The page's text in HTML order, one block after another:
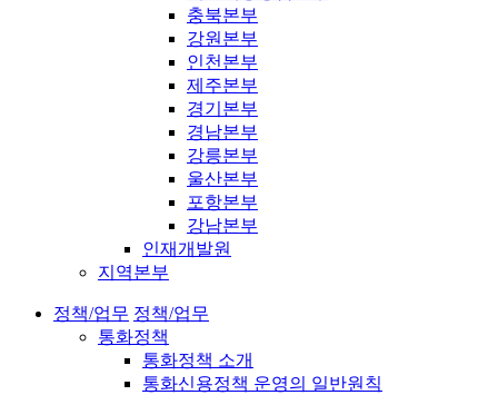
충북본부
강원본부
인천본부
제주본부
경기본부
경남본부
강릉본부
울산본부
포항본부
강남본부
인재개발원
지역본부
정책/업무 정책/업무
통화정책
통화정책 소개
통화신용정책 운영의 일반원칙